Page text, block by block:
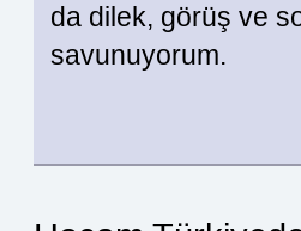
da dilek, görüş ve
savunuyorum.